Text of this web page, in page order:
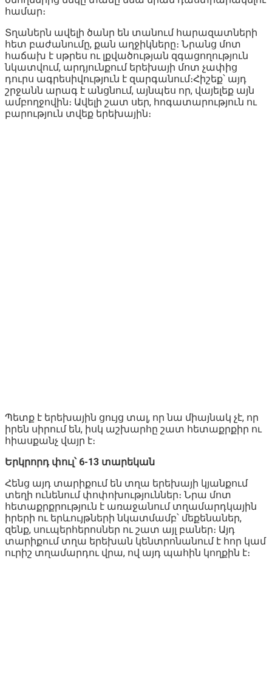
համար։
Տղաներն ավելի ծանր են տանում հարազատների
հետ բաժանումը, քան աղջիկները։ Նրանց մոտ
հաճախ է սթրես ու լքվածության զգացողություն
նկատվում, արդյունքում երեխայի մոտ չափից
դուրս ագրեսիվություն է զարգանում։Հիշեք՝ այդ
շրջանն արագ է անցնում, այնպես որ, վայելեք այն
ամբողջովին։ Ավելի շատ սեր, հոգատարություն ու
բարություն տվեք երեխային։
Պետք է երեխային ցույց տալ, որ նա միայնակ չէ, որ
իրեն սիրում են, իսկ աշխարհը շատ հետաքրքիր ու
հիասքանչ վայր է։
Երկրորդ փուլ՝ 6-13 տարեկան
Հենց այդ տարիքում են տղա երեխայի կյանքում
տեղի ունենում փոփոխություններ։ Նրա մոտ
հետաքրքրություն է առաջանում տղամարդկային
իրերի ու երևույթների նկատմամբ՝ մեքենաներ,
զենք, սուպերհերոսներ ու շատ այլ բաներ։ Այդ
տարիքում տղա երեխան կենտրոնանում է հոր կամ
ուրիշ տղամարդու վրա, ով այդ պահին կողքին է։